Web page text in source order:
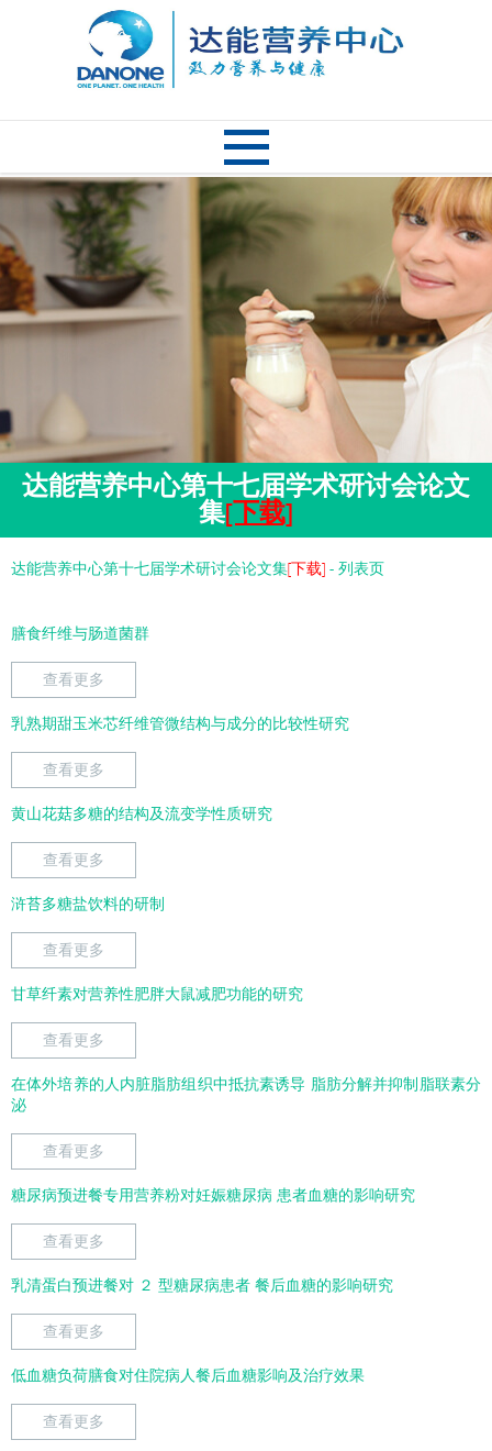
达能营养中心第十七届学术研讨会论文
集[下载]
达能营养中心第十七届学术研讨会论文集[下载] - 列表页
膳食纤维与肠道菌群
查看更多
乳熟期甜玉米芯纤维管微结构与成分的比较性研究
查看更多
黄山花菇多糖的结构及流变学性质研究
查看更多
浒苔多糖盐饮料的研制
查看更多
甘草纤素对营养性肥胖大鼠减肥功能的研究
查看更多
在体外培养的人内脏脂肪组织中抵抗素诱导 脂肪分解并抑制脂联素分
泌
查看更多
糖尿病预进餐专用营养粉对妊娠糖尿病 患者血糖的影响研究
查看更多
乳清蛋白预进餐对 ２ 型糖尿病患者 餐后血糖的影响研究
查看更多
低血糖负荷膳食对住院病人餐后血糖影响及治疗效果
查看更多